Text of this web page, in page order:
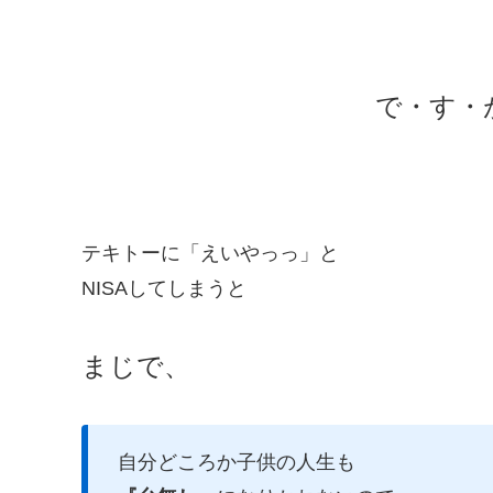
で・す・
テキトーに「えいやっっ」と
NISAしてしまうと
まじで、
自分どころか子供の人生も